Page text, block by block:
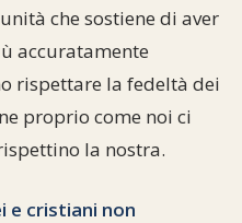
che sostiene di aver
accuratamente
rispettare la fedeltà dei
proprio come noi ci
la nostra.
e cristiani non